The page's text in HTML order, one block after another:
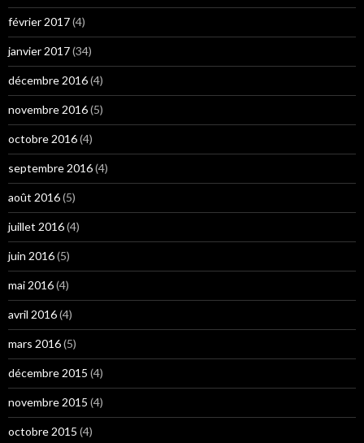
février 2017(4)
janvier 2017(34)
décembre 2016(4)
novembre 2016(5)
octobre 2016(4)
septembre 2016(4)
août 2016(5)
juillet 2016(4)
juin 2016(5)
mai 2016(4)
avril 2016(4)
mars 2016(5)
décembre 2015 (4)
novembre 2015 (4)
octobre 2015 (4)